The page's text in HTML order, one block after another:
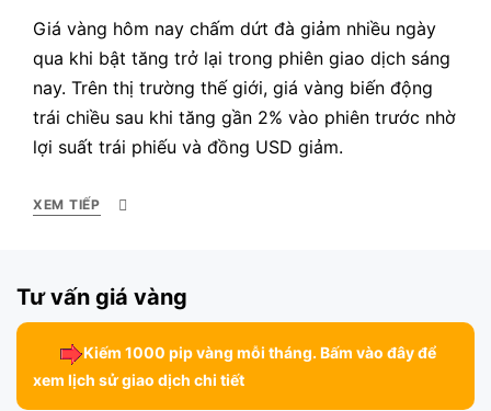
Giá vàng hôm nay chấm dứt đà giảm nhiều ngày
qua khi bật tăng trở lại trong phiên giao dịch sáng
nay. Trên thị trường thế giới, giá vàng biến động
trái chiều sau khi tăng gần 2% vào phiên trước nhờ
lợi suất trái phiếu và đồng USD giảm.
XEM TIẾP
Tư vấn giá vàng
Kiếm 1000 pip vàng mỗi tháng. Bấm vào đây để
xem lịch sử giao dịch chi tiết